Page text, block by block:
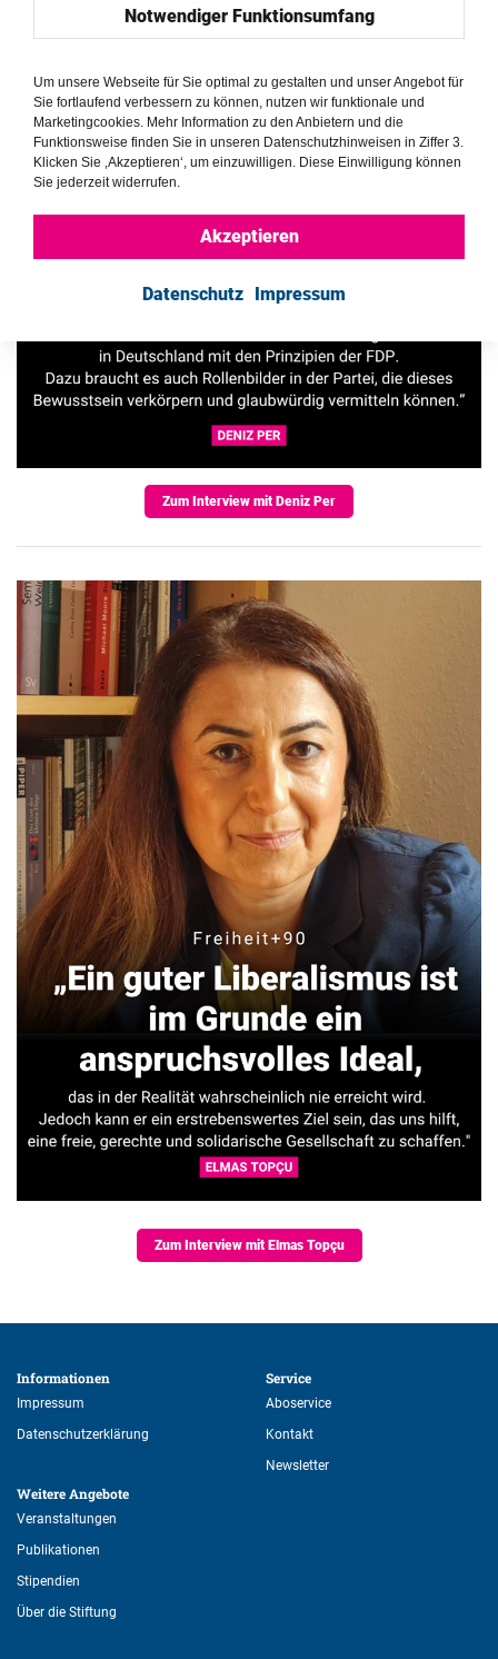
Zum Interview mit Deniz Per
Zum Interview mit Elmas Topçu
Informationen
Impressum
Datenschutzerklärung
Weitere Angebote
Veranstaltungen
Publikationen
Stipendien
Über die Stiftung
Service
Aboservice
Kontakt
Newsletter
Notwendiger Funktionsumfang
Um unsere Webseite für Sie optimal zu gestalten und unser Angebot für
Sie fortlaufend verbessern zu können, nutzen wir funktionale und
Marketingcookies. Mehr Information zu den Anbietern und die
Funktionsweise finden Sie in unseren Datenschutzhinweisen in Ziffer 3.
Klicken Sie ‚Akzeptieren‘, um einzuwilligen. Diese Einwilligung können
Sie jederzeit widerrufen.
Akzeptieren
Datenschutz Impressum